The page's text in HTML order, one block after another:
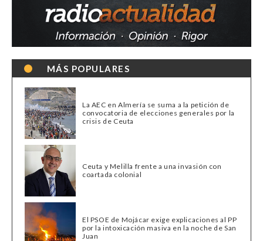
MÁS POPULARES
La AEC en Almería se suma a la petición de
convocatoria de elecciones generales por la
crisis de Ceuta
Ceuta y Melilla frente a una invasión con
coartada colonial
El PSOE de Mojácar exige explicaciones al PP
por la intoxicación masiva en la noche de San
Juan